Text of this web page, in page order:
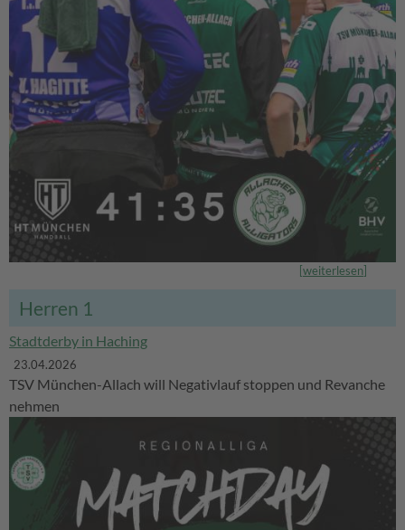
[weiterlesen]
Herren 1
Stadtderby in Haching
23.04.2026
TSV München-Allach will Negativlauf stoppen und Revanche
nehmen